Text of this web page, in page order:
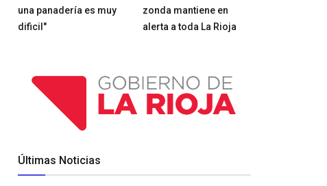
una panadería es muy
dificil"
zonda mantiene en
alerta a toda La Rioja
Últimas Noticias